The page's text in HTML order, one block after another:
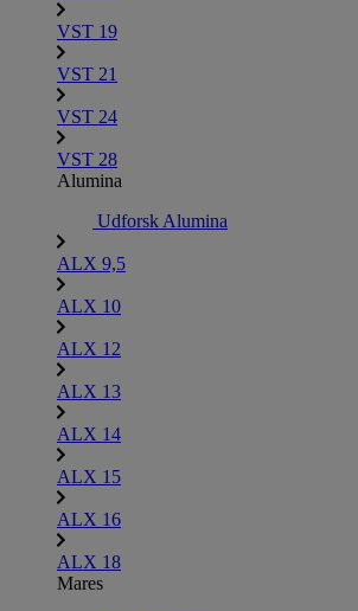
VST 19
VST 21
VST 24
VST 28
Alumina
Udforsk Alumina
ALX 9,5
ALX 10
ALX 12
ALX 13
ALX 14
ALX 15
ALX 16
ALX 18
Mares